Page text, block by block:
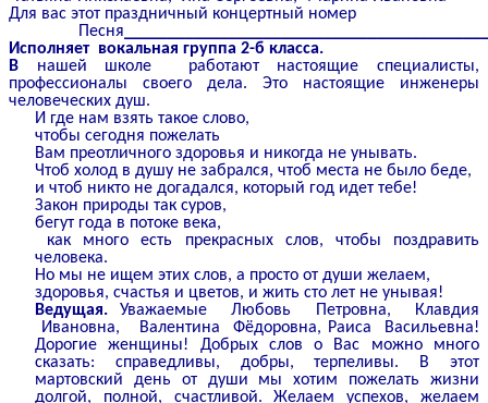
Для вас этот праздничный концертный номер
Песня
Исполняет вокальная группа 2-б класса.
В нашей школе работают настоящие специалисты,
профессионалы своего дела. Это настоящие инженеры
человеческих душ.
И где нам взять такое слово,
чтобы сегодня пожелать
Вам преотличного здоровья и никогда не унывать.
Чтоб холод в душу не забрался, чтоб места не было беде,
и чтоб никто не догадался, который год идет тебе!
Закон природы так суров,
бегут года в потоке века,
как много есть прекрасных слов, чтобы поздравить
человека.
Но мы не ищем этих слов, а просто от души желаем,
здоровья, счастья и цветов, и жить сто лет не унывая!
Ведущая. Уважаемые Любовь Петровна, Клавдия
Ивановна, Валентина Фёдоровна, Раиса Васильевна!
Дорогие женщины! Добрых слов о Вас можно много
сказать: справедливы, добры, терпеливы. В этот
мартовский день от души мы хотим пожелать жизни
долгой, полной, счастливой. Желаем успехов, желаем